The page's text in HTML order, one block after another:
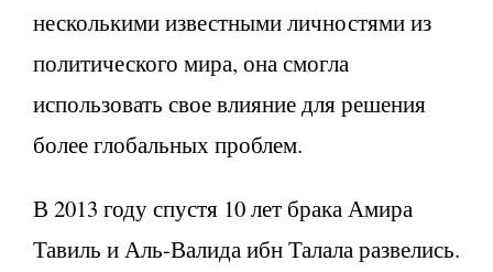
несколькими известными личностями из
политического мира, она смогла
использовать свое влияние для решения
более глобальных проблем.
В 2013 году спустя 10 лет брака Амира
Тавиль и Аль-Валида ибн Талала развелись.